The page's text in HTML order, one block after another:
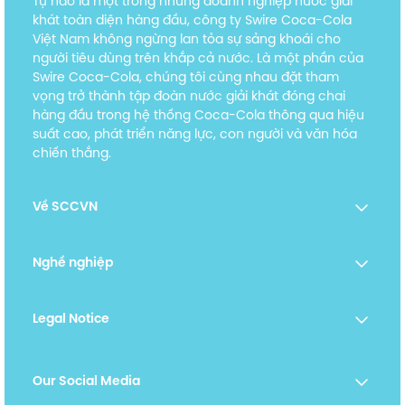
khát toàn diện hàng đầu, công ty Swire Coca-Cola
Việt Nam không ngừng lan tỏa sự sảng khoái cho
người tiêu dùng trên khắp cả nước. Là một phần của
Swire Coca-Cola, chúng tôi cùng nhau đặt tham
vọng trở thành tập đoàn nước giải khát đóng chai
hàng đầu trong hệ thống Coca-Cola thông qua hiệu
suất cao, phát triển năng lực, con người và văn hóa
chiến thắng.
Về SCCVN
Nghề nghiệp
Legal Notice
Our Social Media